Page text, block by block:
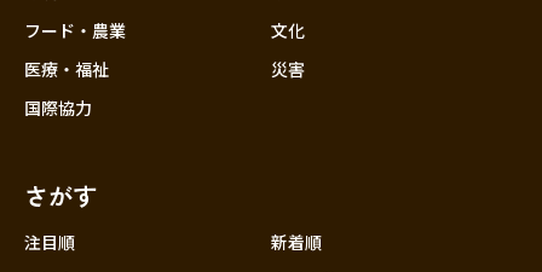
フード・農業
医療・福祉
国際協力
文化
災害
さがす
注目順
新着順